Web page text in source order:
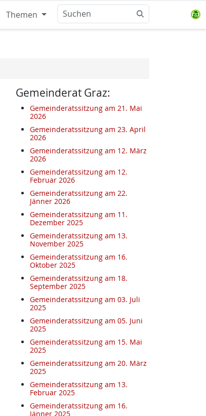
Themen
Gemeinderat Graz:
Gemeinderatssitzung am 21. Mai
2026
Gemeinderatssitzung am 23. April
2026
Gemeinderatssitzung am 12. März
2026
Gemeinderatssitzung am 12.
Februar 2026
Gemeinderatssitzung am 22.
Jänner 2026
Gemeinderatssitzung am 11.
Dezember 2025
Gemeinderatssitzung am 13.
November 2025
Gemeinderatssitzung am 16.
Oktober 2025
Gemeinderatssitzung am 18.
September 2025
Gemeinderatssitzung am 03. Juli
2025
Gemeinderatssitzung am 05. Juni
2025
Gemeinderatssitzung am 15. Mai
2025
Gemeinderatssitzung am 20. März
2025
Gemeinderatssitzung am 13.
Februar 2025
Gemeinderatssitzung am 16.
Jänner 2025